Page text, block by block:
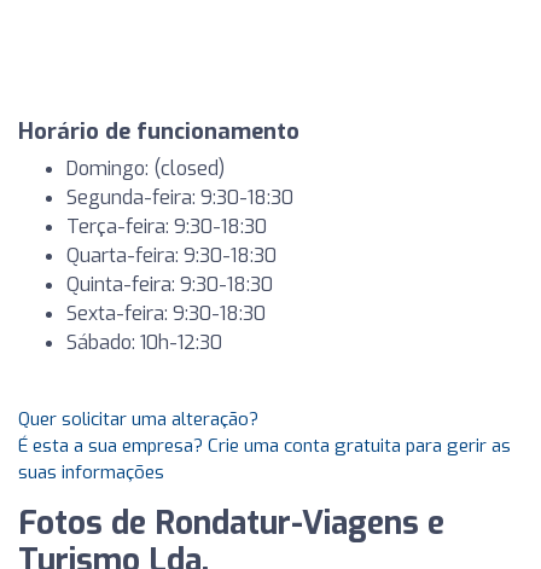
Horário de funcionamento
Domingo: (closed)
Segunda-feira: 9:30-18:30
Terça-feira: 9:30-18:30
Quarta-feira: 9:30-18:30
Quinta-feira: 9:30-18:30
Sexta-feira: 9:30-18:30
Sábado: 10h-12:30
Quer solicitar uma alteração?
É esta a sua empresa? Crie uma conta gratuita para gerir as
suas informações
Fotos de Rondatur-Viagens e